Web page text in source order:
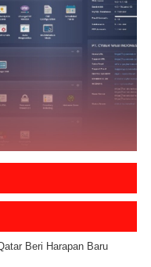
Beri Harapan Baru